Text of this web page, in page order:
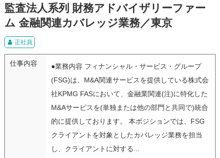
監査法人系列 財務アドバイザリーファー
ム 金融関連カバレッジ業務／東京
正社員
仕事内容
●業務内容 フィナンシャル・サービス・グループ
(FSG)は、M&A関連サービスを提供している株式会
社KPMG FASにおいて、金融業関連(注)に特化した
M&Aサービスを(単独または他の部門と共同で)統合
的に提供しております。 本ポジションでは、FSG
クライアントを対象としたカバレッジ業務を担当
し、クライアントに対する...